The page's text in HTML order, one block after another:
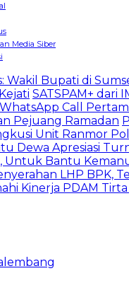
Media Siber
Wakil Bupati di
SATSPAM+ dari
Call
Pejuang Ramadan
Unit Ranmor
Dewa Apresiasi
Untuk Bantu
LHP BPK,
Kinerja PDAM